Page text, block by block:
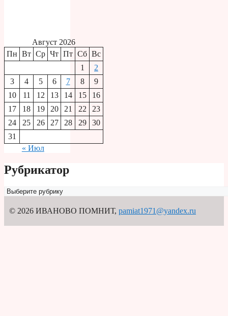
Август 2026
Пн Вт Ср Чт Пт Сб Вс
1
2
3
4 5 6 7 8
9
10
11 12 13 14 15
16
17
18 19 20 21 22
23
24
25 26 27 28 29
30
31
« Июл
Рубрикатор
Рубрикатор
© 2026 ИВАНОВО ПОМНИТ, pamiat1971@yandex.ru